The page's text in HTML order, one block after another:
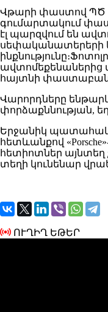
Վթարի փաստով ՊԾ
գումարտակում
էլ պարզվում են
սեփականատերերի
ավտոմեքենաներից
հայտնի փաստաբան
Վարորդները
փորձաքննության,
Երջանիկ
հետևանքով
հետիոտներ այնտեղ
տեղի կունենար
ՈՒՂԻՂ ԵԹԵՐ